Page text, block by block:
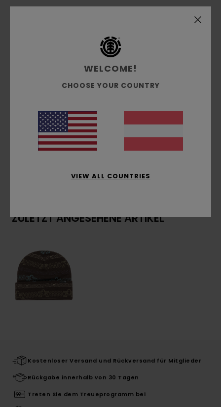
Conscious by Nature:
Recycled Acryl, Acryl
1x1 Jacquard-Rippstrick
Zusammensetzung[Hauptstoff] 70% recyceltem
Acryl, 30% Acryl
Versand & Rückversand
ZULETZT ANGESEHENE ARTIKEL
Kostenloser Versand und Rückversand für Mitglieder
Rückgabe innerhalb von 30 Tagen
Treten Sie dem Treueprogramm bei
WELCOME!
CHOOSE YOUR COUNTRY
VIEW ALL COUNTRIES